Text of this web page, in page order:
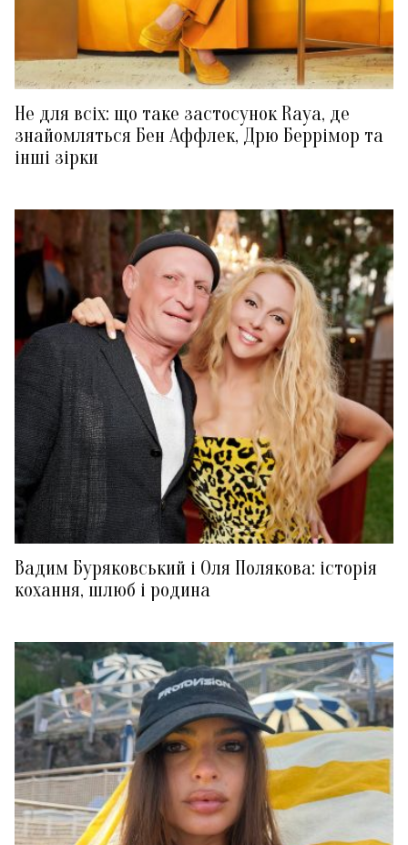
Не для всіх: що таке застосунок Raya, де
знайомляться Бен Аффлек, Дрю Беррімор та
інші зірки
Вадим Буряковський і Оля Полякова: історія
кохання, шлюб і родина